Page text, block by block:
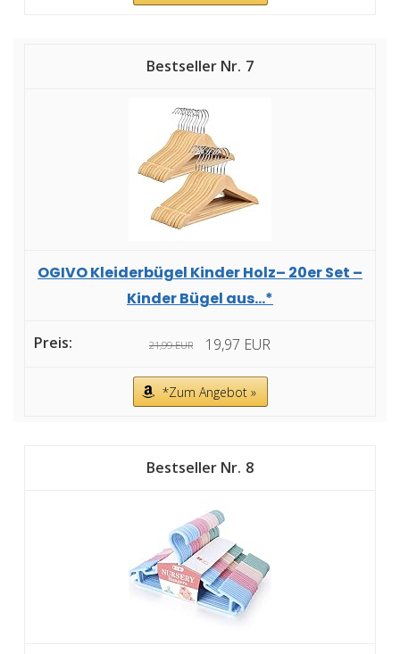
7
OGIVO Kleiderbügel Kinder Holz– 20er Set –
Kinder Bügel aus...*
21,99 EUR 19,97 EUR
*Zum Angebot »
8